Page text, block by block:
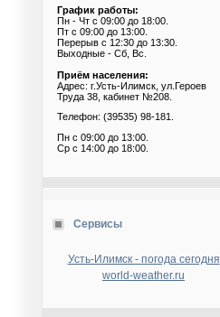
График работы:
Пн - Чт с 09:00 до 18:00.
Пт с 09:00 до 13:00.
Перерыв с 12:30 до 13:30.
Выходные - Сб, Вс.
Приём населения:
Адрес: г.Усть-Илимск, ул.Героев
Труда 38, кабинет №208.
Телефон: (39535) 98-181.
Пн с 09:00 до 13:00.
Ср с 14:00 до 18:00.
Сервисы
Усть-Илимск - погода сегодня
world-weather.ru